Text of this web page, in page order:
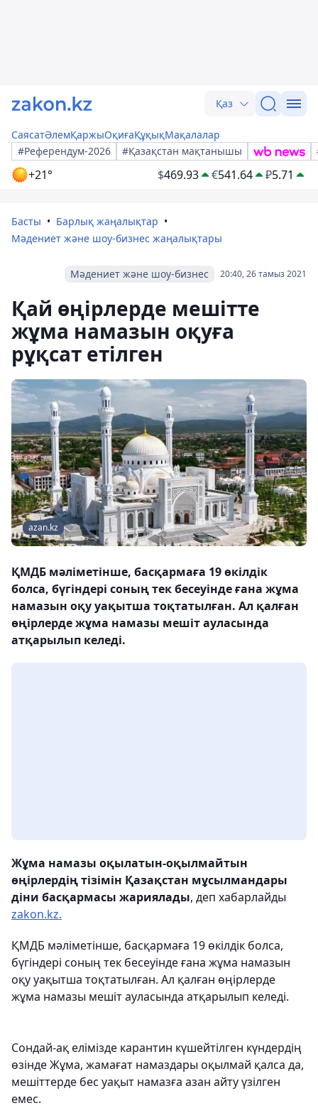
Қаз
СаясатӘлемҚаржыОқиғаҚұқықМақалалар
#Референдум-2026
#Қазақстан мақтанышы
+21° $469.93 €541.64 ₽5.71
Басты
Барлық жаңалықтар
Мәдениет және шоу-бизнес жаңалықтары
20:40, 26 тамыз 2021
Мәдениет және шоу-бизнес
Қай өңірлерде мешітте
жұма намазын оқуға
рұқсат етілген
azan.kz
ҚМДБ мәліметінше, басқармаға 19 өкілдік
болса, бүгіндері соның тек бесеуінде ғана жұма
намазын оқу уақытша тоқтатылған. Ал қалған
өңірлерде жұма намазы мешіт ауласында
атқарылып келеді.
Жұма намазы оқылатын-оқылмайтын
өңірлердің тізімін Қазақстан мұсылмандары
діни басқармасы жариялады, деп хабарлайды
zakon.kz.
ҚМДБ мәліметінше, басқармаға 19 өкілдік болса,
бүгіндері соның тек бесеуінде ғана жұма намазын
оқу уақытша тоқтатылған. Ал қалған өңірлерде
жұма намазы мешіт ауласында атқарылып келеді.
Сондай-ақ елімізде карантин күшейтілген күндердің
өзінде Жұма, жамағат намаздары оқылмай қалса да,
мешіттерде бес уақыт намазға азан айту үзілген
емес.